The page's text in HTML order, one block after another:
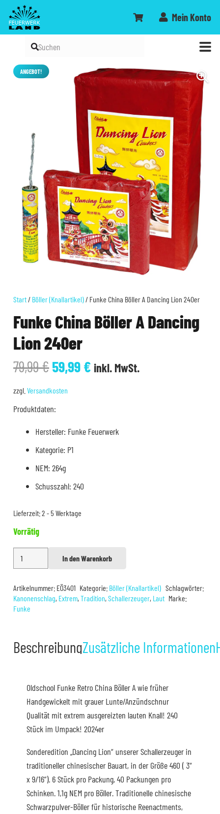
Mein Konto
ANGEBOT!
Start/ Böller (Knallartikel)/ Funke China Böller A Dancing Lion 240er
Funke China Böller A Dancing
Lion 240er
79,99€Ursprünglicher
Preis
war:
79,99 €
59,99€Aktueller
inkl. MwSt.
zzgl. Versandkosten
Produktdaten:
Hersteller: Funke Feuerwerk
Kategorie: P1
NEM: 264g
Schusszahl: 240
Lieferzeit:2 - 5 Werktage
Vorrätig
Funke
China
A
Dancing
Menge
In den Warenkorb
Alternative:
Artikelnummer: EÖ3401 Kategorie: Böller (Knallartikel) Schlagwörter:
Kanonenschlag, Extrem, Tradition, Schallerzeuger, Laut Marke:
Funke
BeschreibungZusätzliche Informationen
Oldschool Funke Retro China Böller A wie früher
Handgewickelt mit grauer Lunte/Anzündschnur
Qualität mit extrem ausgereizten lauten Knall! 240
Stück im Umpack! 2024er
Sonderedition „Dancing Lion“ unserer Schallerzeuger in
traditioneller chinesischer Bauart, in der Größe 460 ( 3“
x 9/16“). 6 Stück pro Packung, 40 Packungen pro
Schinken. 1,1g NEM pro Böller. Traditionelle chinesische
Schwarzpulver-Böller für historische Reenactments,